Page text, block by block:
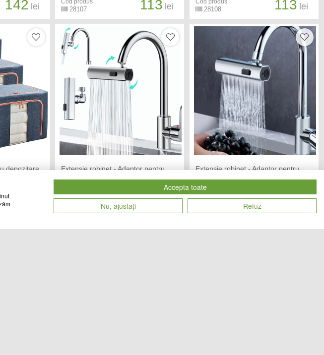
142 lei 28107 113 lei 28108 113 lei
depozitare,
129
Extensie robinet - Adaptor pentru
24627 53 lei
Extensie robinet - Adaptor pentru
Vandut de:
25291 53 lei
Accepta toate
Nu, ajustați
Refuz